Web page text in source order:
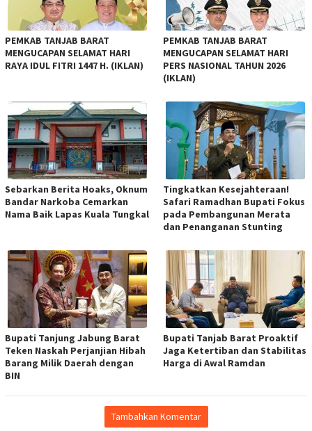
PEMKAB TANJAB BARAT
MENGUCAPAN SELAMAT HARI
RAYA IDUL FITRI 1447 H. (IKLAN)
PEMKAB TANJAB BARAT
MENGUCAPAN SELAMAT HARI
PERS NASIONAL TAHUN 2026
(IKLAN)
Sebarkan Berita Hoaks, Oknum
Bandar Narkoba Cemarkan
Nama Baik Lapas Kuala Tungkal
Tingkatkan Kesejahteraan!
Safari Ramadhan Bupati Fokus
pada Pembangunan Merata
dan Penanganan Stunting
Bupati Tanjung Jabung Barat
Teken Naskah Perjanjian Hibah
Barang Milik Daerah dengan
BIN
Bupati Tanjab Barat Proaktif
Jaga Ketertiban dan Stabilitas
Harga di Awal Ramdan
Tambahkan Komentar